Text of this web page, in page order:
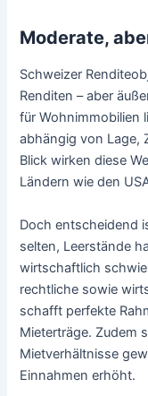
Moderate,
Schweizer
Renditen – aber
für Wohnimmobilien
abhängig von Lage,
Blick wirken diese
Ländern wie den
Doch entscheidend
selten, Leerstände
wirtschaftlich
rechtliche sowie
schafft perfekte
Mieterträge. Zudem
Mietverhältnisse
Einnahmen erhöht.